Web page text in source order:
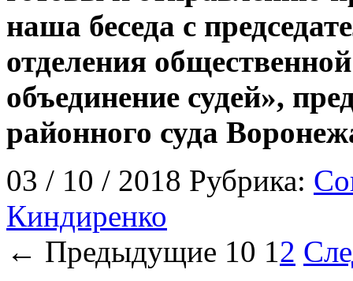
наша беседа с
отделения
объединение судей»,
районного суда
03 / 10 / 2018 Рубрика:
Киндиренко
← Предыдущие 10 12